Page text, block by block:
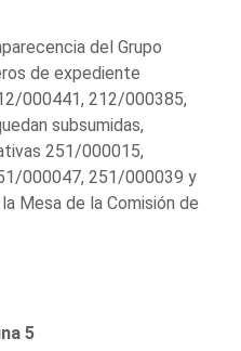
del Grupo
de expediente
000441, 212/000385,
subsumidas,
251/000015,
000047, 251/000039 y
Mesa de la Comisión de
5